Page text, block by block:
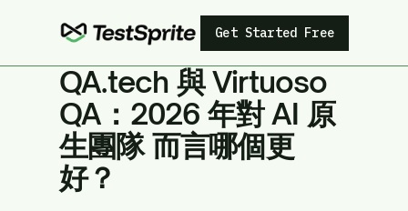
Get Started Free
QA.tech 與 Virtuoso
QA：2026 年對 AI 原
生團隊 而言哪個更
好？